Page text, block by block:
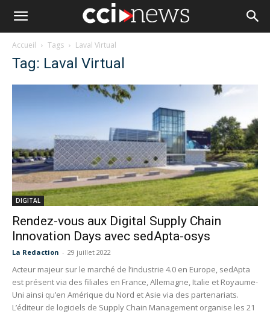
Accueil Tags Laval Virtual
Tag: Laval Virtual
DIGITAL
Rendez-vous aux Digital Supply Chain
Innovation Days avec sedApta-osys
La Redaction - 29 juillet 2022
Acteur majeur sur le marché de l’industrie 4.0 en Europe, sedApta
est présent via des filiales en France, Allemagne, Italie et Royaume-
Uni ainsi qu’en Amérique du Nord et Asie via des partenariats.
L’éditeur de logiciels de Supply Chain Management organise les 21